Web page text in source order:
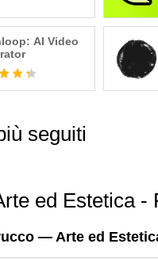
AI Video
seguiti
ed Estetica -
— Arte ed